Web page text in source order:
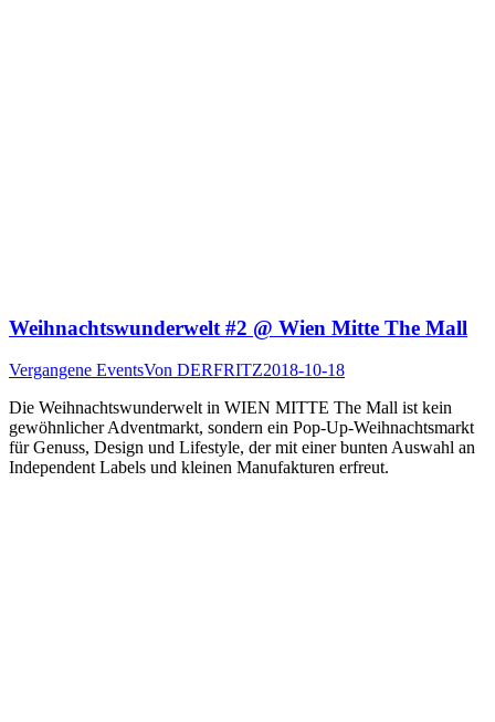
Weihnachtswunderwelt #2 @ Wien Mitte The Mall
Vergangene EventsVon DERFRITZ2018-10-18
Die Weihnachtswunderwelt in WIEN MITTE The Mall ist kein
gewöhnlicher Adventmarkt, sondern ein Pop-Up-Weihnachtsmarkt
für Genuss, Design und Lifestyle, der mit einer bunten Auswahl an
Independent Labels und kleinen Manufakturen erfreut.